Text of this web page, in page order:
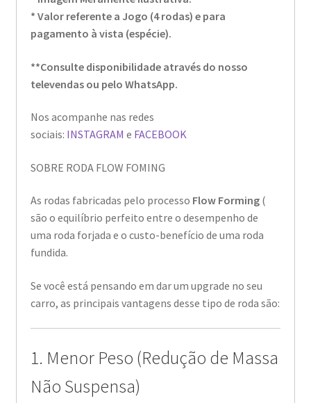
* Valor referente a Jogo (4 rodas) e para
pagamento à vista (espécie).
**Consulte disponibilidade através do nosso
televendas ou pelo WhatsApp.
Nos acompanhe nas redes
sociais: INSTAGRAM e FACEBOOK
SOBRE RODA FLOW FOMING
As rodas fabricadas pelo processo Flow Forming(
são o equilíbrio perfeito entre o desempenho de
uma roda forjada e o custo-benefício de uma roda
fundida.
Se você está pensando em dar um upgrade no seu
carro, as principais vantagens desse tipo de roda são:
1. Menor Peso (Redução de Massa
Não Suspensa)